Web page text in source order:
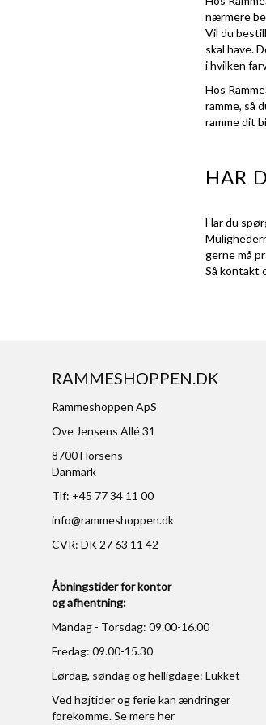
nærmere
Vil du
skal have.
i hvilken
Hos
ramme, så
ramme dit
HAR
Har du
gerne må
Så kontakt
RAMMESHOPPEN.DK
Rammeshoppen ApS
Ove Jensens Allé 31
8700 Horsens
Danmark
Tlf: +45 77 34 11 00
info@rammeshoppen.dk
CVR: DK 27 63 11 42
Åbningstider for kontor
og afhentning:
Mandag - Torsdag: 09.00-16.00
Fredag: 09.00-15.30
Lørdag, søndag og helligdage: Lukket
Ved højtider og ferie kan ændringer
forekomme. Se mereher